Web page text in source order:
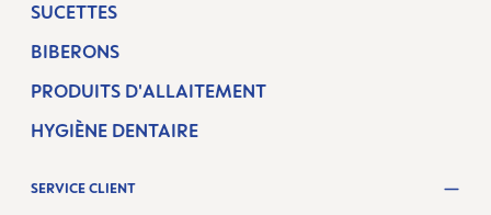
SUCETTES
BIBERONS
PRODUITS D'ALLAITEMENT
HYGIÈNE DENTAIRE
SERVICE CLIENT